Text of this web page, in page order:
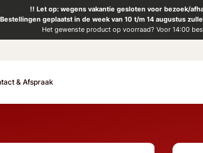
!! Let op: wegens vakantie gesloten voor bezoek/
Bestellingen geplaatst in de week van 10 t/m 14 augustus
Het gewenste product op voorraad? Voor 14:00
& Afspraak